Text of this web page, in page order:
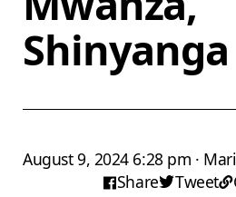
Shinyanga
August 9, 2024 6:28 pm ·
Share
Tweet